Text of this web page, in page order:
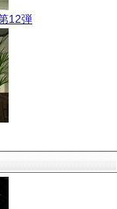
12弾